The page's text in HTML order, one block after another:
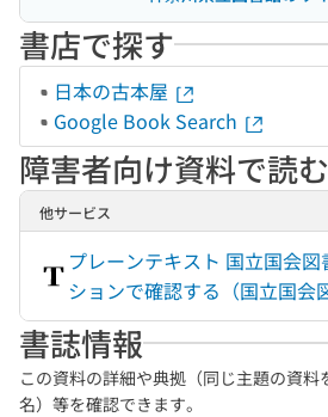
書店で探す
日本の古本屋
Google Book Search
障害者向け資料で読む
他サービス
プレーンテキスト 国立国会
ションで確認する（国立国会
書誌情報
この資料の詳細や典拠（同じ主題の資
名）等を確認できます。